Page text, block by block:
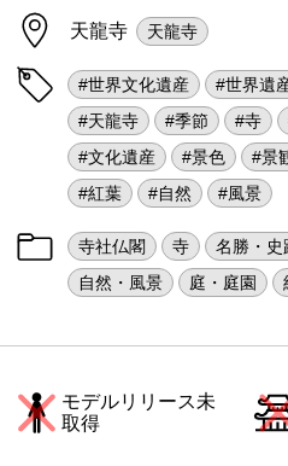
天龍寺 天龍寺
#世界文化遺産 #世界遺
#天龍寺
#季節 #寺
#文化遺産
#景色 #景
#紅葉
#自然 #風景
寺社仏閣 寺 名勝・史
自然・風景
庭・庭園
モデルリリース未
取得